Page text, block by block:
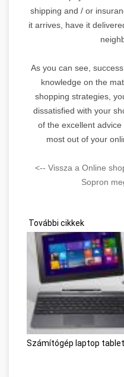
shipping and / or
it arrives, have it
As you can see,
knowledge on the
shopping strategies,
dissatisfied with your
of the excellent
most out of your
<-- Vissza a Online
Sopron
További cikkek
Számítógép laptop